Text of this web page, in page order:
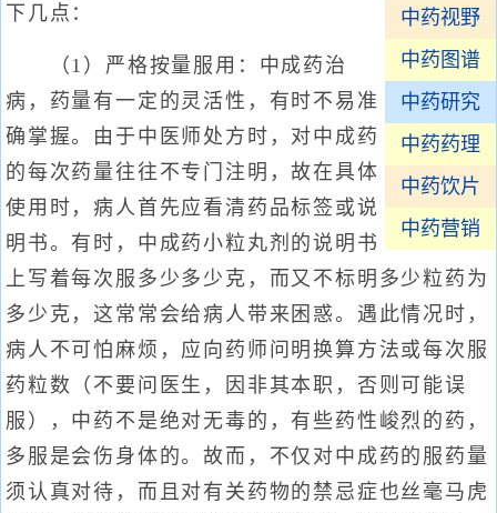
中药视野
中药图谱
中药研究
中药药理
中药饮片
中药营销
下几点：
（1）严格按量服用：中成药治
病，药量有一定的灵活性，有时不易准
确掌握。由于中医师处方时，对中成药
的每次药量往往不专门注明，故在具体
使用时，病人首先应看清药品标签或说
明书。有时，中成药小粒丸剂的说明书
上写着每次服多少多少克，而又不标明多少粒药为
多少克，这常常会给病人带来困惑。遇此情况时，
病人不可怕麻烦，应向药师问明换算方法或每次服
药粒数（不要问医生，因非其本职，否则可能误
服），中药不是绝对无毒的，有些药性峻烈的药，
多服是会伤身体的。故而，不仅对中成药的服药量
须认真对待，而且对有关药物的禁忌症也丝毫马虎